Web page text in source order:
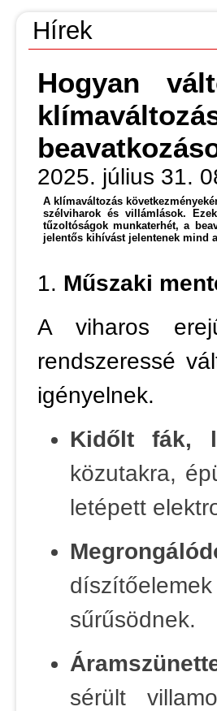
Hírek
Hogyan
2025. július 31.
A klímaváltozás
szélviharok és villámlások.
tűzoltóságok munkaterhét, a
jelentős kihívást jelentenek mind
1. Műszaki
A viharos
rendszeressé
igényelnek.
Kidőlt fák,
közutakra,
letépett
sűrűsödnek.
sérült